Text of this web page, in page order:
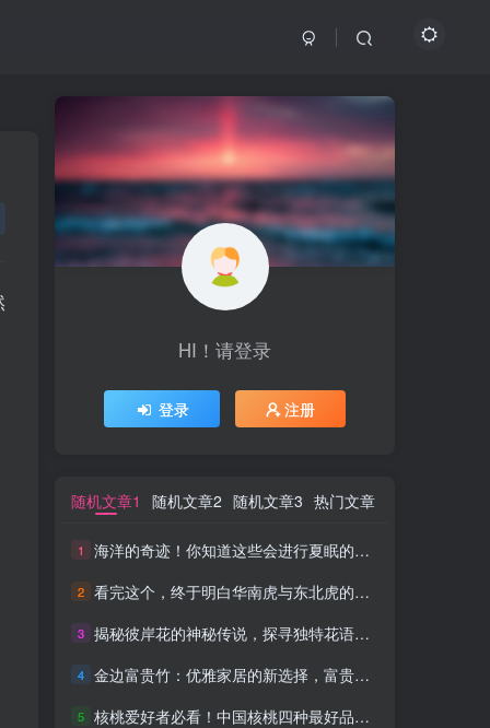
HI！请登录
登录 注册
随机文章1 随机文章2 随机文章3 热门文章
1 海洋的奇迹！你知道这些会进行夏眠的神奇动物吗？
2 看完这个，终于明白华南虎与东北虎的区别！
3 揭秘彼岸花的神秘传说，探寻独特花语背后的故事
4 金边富贵竹：优雅家居的新选择，富贵又招财
5 核桃爱好者必看！中国核桃四种最好品种大比拼！
HI！请登录
登录 注册
随机文章1 随机文章2 随机文章3 热门文章
1 海洋的奇迹！你知道这些会进行夏眠的神奇动物吗？
2 看完这个，终于明白华南虎与东北虎的区别！
3 揭秘彼岸花的神秘传说，探寻独特花语背后的故事
4 金边富贵竹：优雅家居的新选择，富贵又招财
5 核桃爱好者必看！中国核桃四种最好品种大比拼！